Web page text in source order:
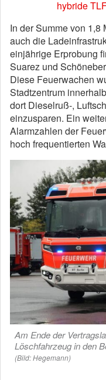
hybride
In der Summe von
auch die
einjährige Erprobung
Suarez und
Diese Feuerwachen
Stadtzentrum
dort Dieselruß-,
einzusparen. Ein
Alarmzahlen der
hoch frequentierten
Am Ende der
Löschfahrzeug in den
(Bild: Hegemann)